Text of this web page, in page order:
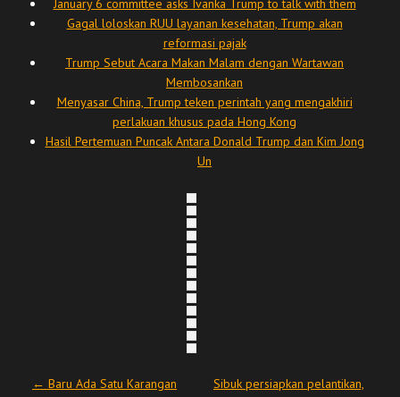
January 6 committee asks Ivanka Trump to talk with them
Gagal loloskan RUU layanan kesehatan, Trump akan
reformasi pajak
Trump Sebut Acara Makan Malam dengan Wartawan
Membosankan
Menyasar China, Trump teken perintah yang mengakhiri
perlakuan khusus pada Hong Kong
Hasil Pertemuan Puncak Antara Donald Trump dan Kim Jong
Un
Post navigation
← Baru Ada Satu Karangan
Sibuk persiapkan pelantikan,